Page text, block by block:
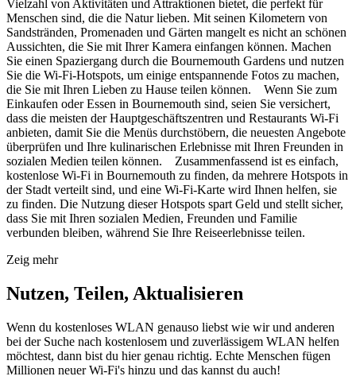
Vielzahl von Aktivitäten und Attraktionen bietet, die perfekt für
Menschen sind, die die Natur lieben. Mit seinen Kilometern von
Sandstränden, Promenaden und Gärten mangelt es nicht an schönen
Aussichten, die Sie mit Ihrer Kamera einfangen können. Machen
Sie einen Spaziergang durch die Bournemouth Gardens und nutzen
Sie die Wi-Fi-Hotspots, um einige entspannende Fotos zu machen,
die Sie mit Ihren Lieben zu Hause teilen können. Wenn Sie zum
Einkaufen oder Essen in Bournemouth sind, seien Sie versichert,
dass die meisten der Hauptgeschäftszentren und Restaurants Wi-Fi
anbieten, damit Sie die Menüs durchstöbern, die neuesten Angebote
überprüfen und Ihre kulinarischen Erlebnisse mit Ihren Freunden in
sozialen Medien teilen können. Zusammenfassend ist es einfach,
kostenlose Wi-Fi in Bournemouth zu finden, da mehrere Hotspots in
der Stadt verteilt sind, und eine Wi-Fi-Karte wird Ihnen helfen, sie
zu finden. Die Nutzung dieser Hotspots spart Geld und stellt sicher,
dass Sie mit Ihren sozialen Medien, Freunden und Familie
verbunden bleiben, während Sie Ihre Reiseerlebnisse teilen.
Zeig mehr
Nutzen, Teilen, Aktualisieren
Wenn du kostenloses WLAN genauso liebst wie wir und anderen
bei der Suche nach kostenlosem und zuverlässigem WLAN helfen
möchtest, dann bist du hier genau richtig. Echte Menschen fügen
Millionen neuer Wi-Fi's hinzu und das kannst du auch!